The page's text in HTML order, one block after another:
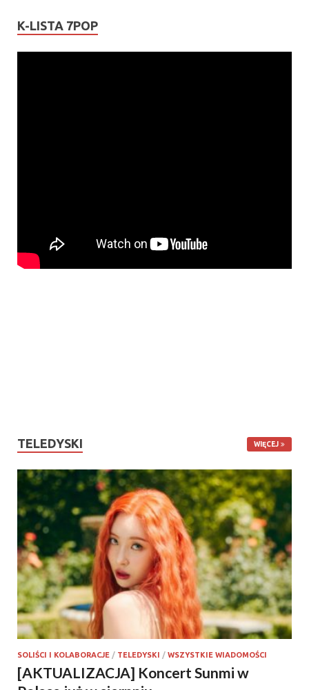
K-LISTA 7POP
TELEDYSKI WIĘCEJ
SOLIŚCI I KOLABORACJE / TELEDYSKI / WSZYSTKIE WIADOMOŚCI
[AKTUALIZACJA] Koncert Sunmi w